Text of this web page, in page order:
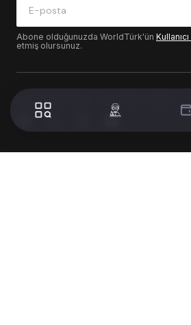
Abone olduğunuzda WorldTürk'ün
etmiş olursunuz.
© 2024 WorldTurk. Tüm Hakları Saklıdır. -
Volion's